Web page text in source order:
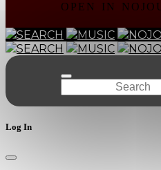
OPEN IN
SEARCH MUSIC
SEARCH
MUSIC
Log In